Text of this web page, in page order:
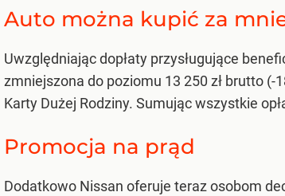
Auto można kupić za
Uwzględniając dopłaty przysługujące
zmniejszona do poziomu 13 250 zł brutto (-
Karty Dużej Rodziny. Sumując wszystkie
Promocja na prąd
Dodatkowo Nissan oferuje teraz osobom